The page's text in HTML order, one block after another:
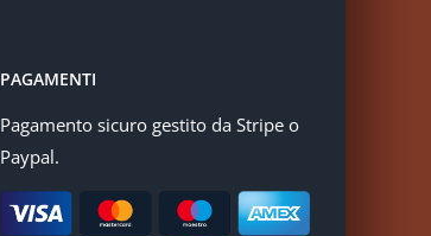
PAGAMENTI
Pagamento sicuro gestito da Stripe o
Paypal.